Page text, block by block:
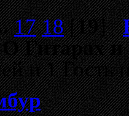
17 18[19]
Гитарах и
и 1 Гость